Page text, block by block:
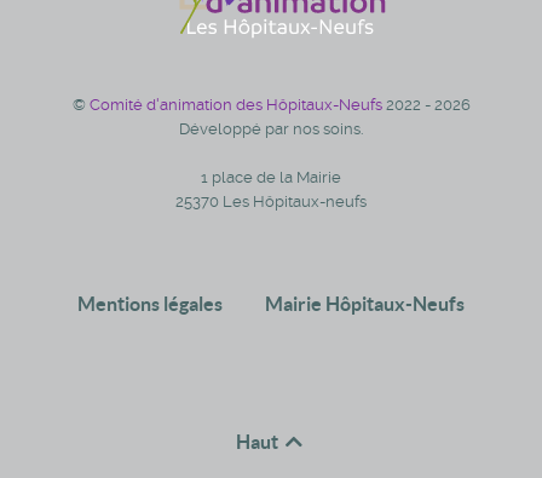
© Comité d'animation des Hôpitaux-Neufs 2022 - 2026
Développé par nos soins.
1 place de la Mairie
25370 Les Hôpitaux-neufs
Mentions légales Mairie Hôpitaux-Neufs
Haut